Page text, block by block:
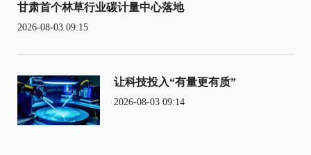
甘肃首个林草行业碳计量中心落地
2026-08-03 09:15
让科技投入“有量更有质”
2026-08-03 09:14